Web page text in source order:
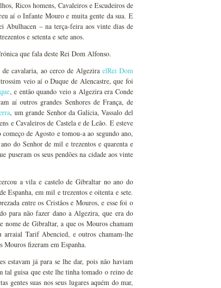
Ricos homens, Cavaleiros e Escudeiros de
aí o Infante Mouro e muita gente da sua. E
– na terça-feira aos vinte dias de
e setenta e sete anos.
que fala deste Rei Dom Alfonso.
cavalaria, ao cerco de Algezira elRei Dom
veio aí o Duque de Alencastre, que foi
, e então quando veio a Algezira era Conde
aí outros grandes Senhores de França, de
, um grande Senhor da Galícia, Vassalo del
e Cavaleiros de Castela e de Leão. E esteve
de Agosto e tomou-a ao segundo ano,
do Senhor de mil e trezentos e quarenta e
puseram os seus pendões na cidade aos vinte
a vila e castelo de Gibraltar no ano do
Espanha, em mil e trezentos e oitenta e sete.
entre os Cristãos e Mouros, e esse foi o
para não fazer dano a Algezira, que era do
de Gibraltar, a que os Mouros chamam
Tarif Abencied, e outros chamam-lhe
Mouros fizeram em Espanha.
estavam já para se lhe dar, pois não haviam
tal guisa que este lhe tinha tomado o reino de
gentes suas nos seus lugares aquém do mar,